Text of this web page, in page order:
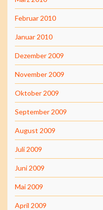
Februar 2010
Januar 2010
Dezember 2009
November 2009
Oktober 2009
September 2009
August 2009
Juli 2009
Juni 2009
Mai 2009
April 2009